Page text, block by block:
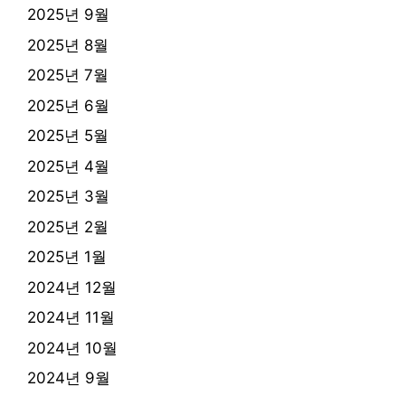
2025년 9월
2025년 8월
2025년 7월
2025년 6월
2025년 5월
2025년 4월
2025년 3월
2025년 2월
2025년 1월
2024년 12월
2024년 11월
2024년 10월
2024년 9월